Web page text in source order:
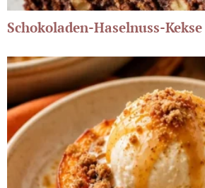
Schokoladen-Haselnuss-Kekse